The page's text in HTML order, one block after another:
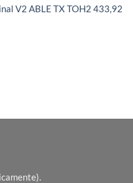
V2 ABLE TX TOH2 433,92